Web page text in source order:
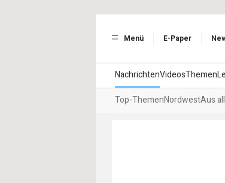
Menü E-Paper
NachrichtenVideosThemen
Top-ThemenNordwestAus